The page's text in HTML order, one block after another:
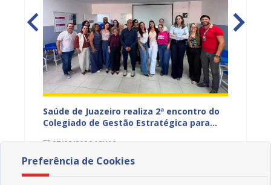
Saúde de Juazeiro realiza 2ª encontro do
Colegiado de Gestão Estratégica para
monitoramento do SUS
07/08/2026 12H18 07/
Preferência de Cookies